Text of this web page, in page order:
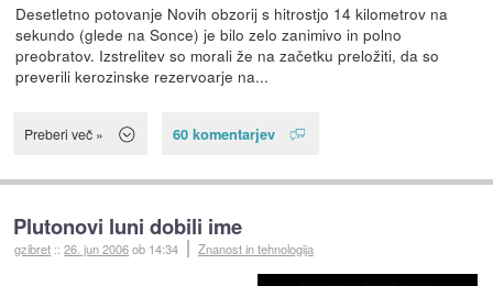
Desetletno potovanje Novih obzorij s hitrostjo 14 kilometrov na
sekundo (glede na Sonce) je bilo zelo zanimivo in polno
preobratov. Izstrelitev so morali že na začetku preložiti, da so
preverili kerozinske rezervoarje na...
Preberi več » 60 komentarjev
Plutonovi luni dobili ime
gzibret ::26. jun 2006ob 14:34 Znanost in tehnologija